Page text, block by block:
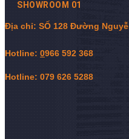
SHOWROOM 01
Địa chỉ: SỐ 128 Đường
Hotline: 0966 592 368
Hotline: 079 626 5288